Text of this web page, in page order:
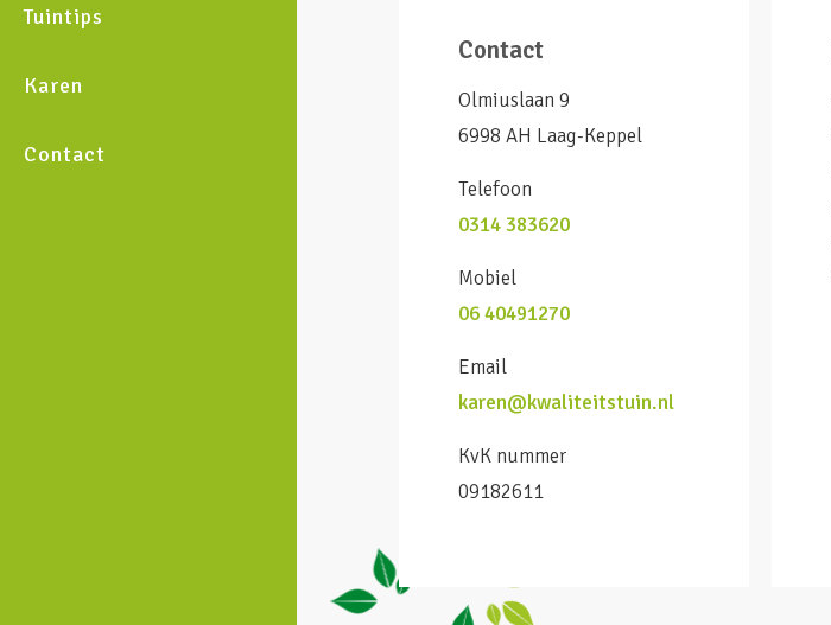
Tuintips
Karen
Contact
Contact
Olmiuslaan 9
6998 AH Laag-Keppel
Telefoon
0314 383620
Mobiel
06 40491270
Email
karen@kwaliteitstuin.nl
KvK nummer
09182611